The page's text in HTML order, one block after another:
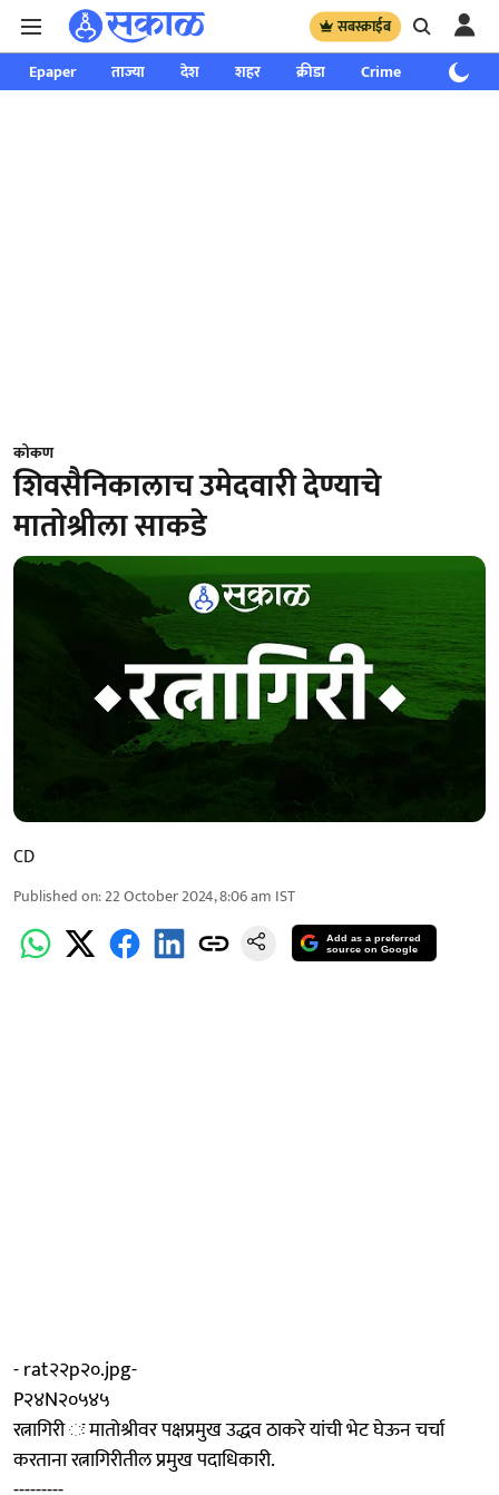
सबस्क्राईब
Epaper ताज्या देश शहर क्रीडा Crime साप्ताहिक
कोकण
शिवसैनिकालाच उमेदवारी देण्याचे
मातोश्रीला साकडे
CD
Published on:22 October 2024, 8:06 am IST
Add as a preferred
source on Google
- rat२२p२०.jpg-
P२४N२०५४५
रत्नागिरी ः मातोश्रीवर पक्षप्रमुख उद्धव ठाकरे यांची भेट घेऊन चर्चा
करताना रत्नागिरीतील प्रमुख पदाधिकारी.